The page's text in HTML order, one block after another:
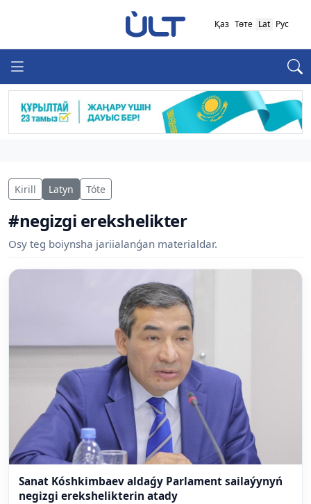
Қаз Төте Lat Рус
Kirill Latyn Tóte
#negizgi erekshelikter
Osy teg boiynsha jariialanǵan materialdar.
Sanat Kóshkimbaev aldaǵy Parlament sailaýynyń
negizgi erekshelikterin atady